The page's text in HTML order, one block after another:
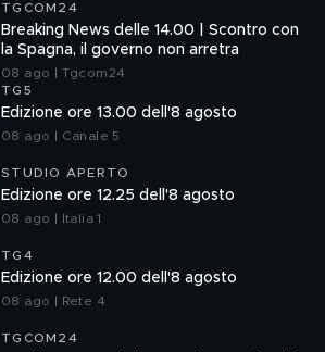
TGCOM24
Breaking News delle 14.00 | Scontro con
la Spagna, il governo non arretra
08 ago | Tgcom24
TG5
Edizione ore 13.00 dell'8 agosto
08 ago | Canale 5
STUDIO APERTO
Edizione ore 12.25 dell'8 agosto
08 ago | Italia 1
TG4
Edizione ore 12.00 dell'8 agosto
08 ago | Rete 4
TGCOM24